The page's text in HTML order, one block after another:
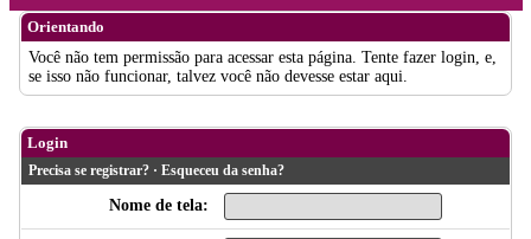
Orientando
Você não tem permissão para acessar esta página. Tente fazer login, e,
se isso não funcionar, talvez você não devesse estar aqui.
Login
Precisa se registrar? · Esqueceu da senha?
Nome de tela: